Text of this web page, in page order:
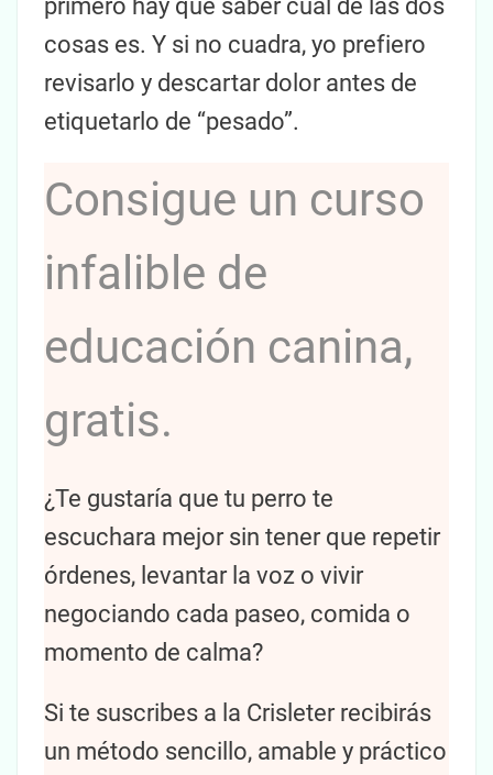
primero hay que saber cuál de las dos
cosas es. Y si no cuadra, yo prefiero
revisarlo y descartar dolor antes de
etiquetarlo de “pesado”.
Consigue un curso
infalible de
educación canina,
gratis.
¿Te gustaría que tu perro te
escuchara mejor sin tener que repetir
órdenes, levantar la voz o vivir
negociando cada paseo, comida o
momento de calma?
Si te suscribes a la Crisleter recibirás
un método sencillo, amable y práctico